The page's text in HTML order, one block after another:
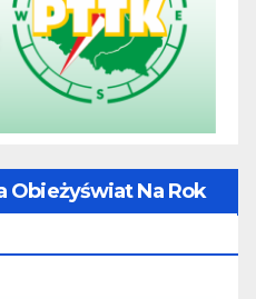
Obieżyświat Na Rok